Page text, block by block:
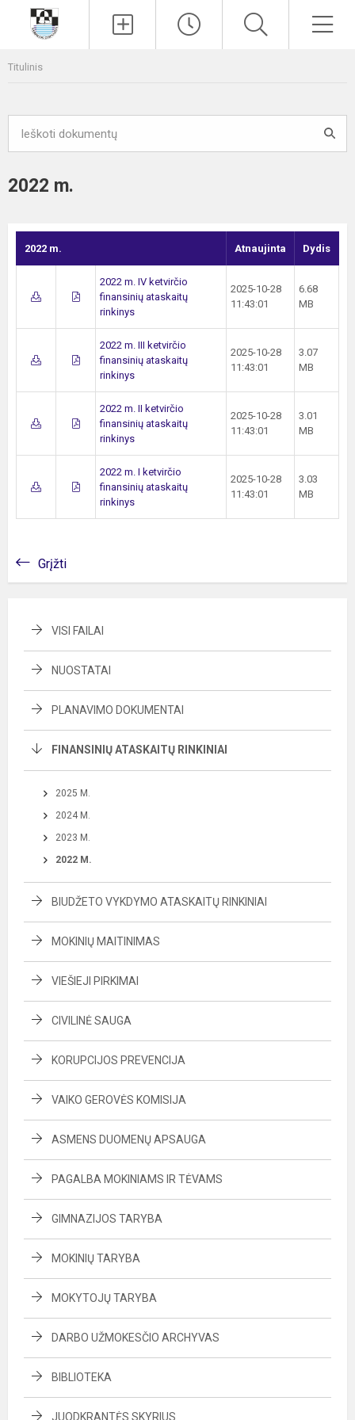
Titulinis
2022 m.
2022 m. Atnaujinta Dydis
2022 m. IV ketvirčio
finansinių ataskaitų
rinkinys
2025-10-28
11:43:01
6.68
MB
2022 m. III ketvirčio
finansinių ataskaitų
rinkinys
2025-10-28
11:43:01
3.07
MB
2022 m. II ketvirčio
finansinių ataskaitų
rinkinys
2025-10-28
11:43:01
3.01
MB
2022 m. I ketvirčio
finansinių ataskaitų
rinkinys
2025-10-28
11:43:01
3.03
MB
Grįžti
VISI FAILAI
NUOSTATAI
PLANAVIMO DOKUMENTAI
FINANSINIŲ ATASKAITŲ RINKINIAI
2025 M.
2024 M.
2023 M.
2022 M.
BIUDŽETO VYKDYMO ATASKAITŲ RINKINIAI
MOKINIŲ MAITINIMAS
VIEŠIEJI PIRKIMAI
CIVILINĖ SAUGA
KORUPCIJOS PREVENCIJA
VAIKO GEROVĖS KOMISIJA
ASMENS DUOMENŲ APSAUGA
PAGALBA MOKINIAMS IR TĖVAMS
GIMNAZIJOS TARYBA
MOKINIŲ TARYBA
MOKYTOJŲ TARYBA
DARBO UŽMOKESČIO ARCHYVAS
BIBLIOTEKA
JUODKRANTĖS SKYRIUS